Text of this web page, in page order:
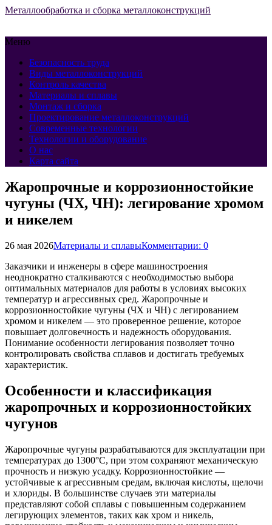
Металлообработка и сборка металлоконструкций
Меню
Безопасность труда
Виды металлоконструкций
Контроль качества
Материалы и сплавы
Монтаж и сборка
Проектирование металлоконструкций
Современные технологии
Технологии и оборудование
О нас
Карта сайта
Жаропрочные и коррозионностойкие
чугуны (ЧХ, ЧН): легирование хромом
и никелем
26 мая 2026Материалы и сплавыКомментарии: 0
Заказчики и инженеры в сфере машиностроения
неоднократно сталкиваются с необходимостью выбора
оптимальных материалов для работы в условиях высоких
температур и агрессивных сред. Жаропрочные и
коррозионностойкие чугуны (ЧХ и ЧН) с легированием
хромом и никелем — это проверенное решение, которое
повышает долговечность и надежность оборудования.
Понимание особенности легирования позволяет точно
контролировать свойства сплавов и достигать требуемых
характеристик.
Особенности и классификация
жаропрочных и коррозионностойких
чугунов
Жаропрочные чугуны разрабатываются для эксплуатации при
температурах до 1300°C, при этом сохраняют механическую
прочность и низкую усадку. Коррозионностойкие —
устойчивые к агрессивным средам, включая кислоты, щелочи
и хлориды. В большинстве случаев эти материалы
представляют собой сплавы с повышенным содержанием
легирующих элементов, таких как хром и никель,